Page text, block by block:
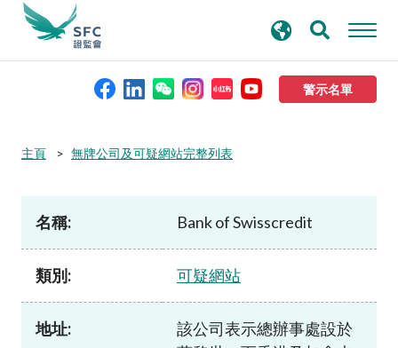
警示名單
本會簡介
規則及標準
資料庫
尋
主頁 無牌公司及可疑網站完整列表
名稱: Bank of Swisscredit
類別: 可疑網站
地址:
該公司表示總辦事處設於